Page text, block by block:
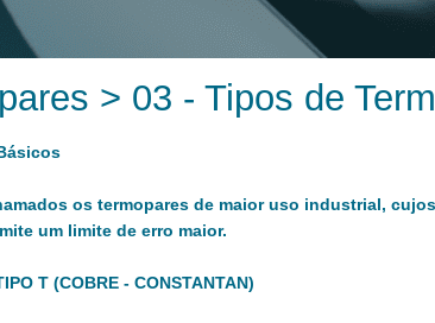
> 03 - Tipos de
os termopares de maior uso industrial,
um limite de erro maior.
T (COBRE - CONSTANTAN)